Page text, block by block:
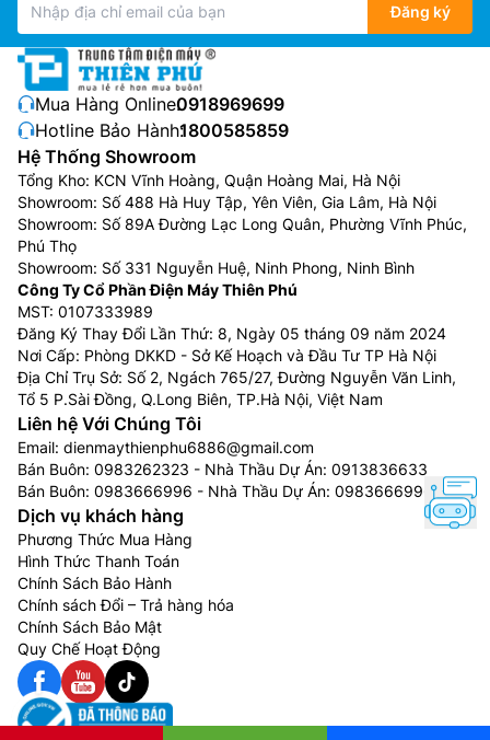
Đăng ký
Mua Hàng Online:0918969699
Hotline Bảo Hành:1800585859
Hệ Thống Showroom
Tổng Kho: KCN Vĩnh Hoàng, Quận Hoàng Mai, Hà Nội
Showroom: Số 488 Hà Huy Tập, Yên Viên, Gia Lâm, Hà Nội
Showroom: Số 89A Đường Lạc Long Quân, Phường Vĩnh Phúc,
Phú Thọ
Showroom: Số 331 Nguyễn Huệ, Ninh Phong, Ninh Bình
Công Ty Cổ Phần Điện Máy Thiên Phú
MST: 0107333989
Đăng Ký Thay Đổi Lần Thứ: 8, Ngày 05 tháng 09 năm 2024
Nơi Cấp: Phòng DKKD - Sở Kế Hoạch và Đầu Tư TP Hà Nội
Địa Chỉ Trụ Sở: Số 2, Ngách 765/27, Đường Nguyễn Văn Linh,
Tổ 5 P.Sài Đồng, Q.Long Biên, TP.Hà Nội, Việt Nam
Liên hệ Với Chúng Tôi
Email: dienmaythienphu6886@gmail.com
Bán Buôn: 0983262323 - Nhà Thầu Dự Án: 0913836633
Bán Buôn: 0983666996 - Nhà Thầu Dự Án: 0983666996
Dịch vụ khách hàng
Phương Thức Mua Hàng
Hình Thức Thanh Toán
Chính Sách Bảo Hành
Chính sách Đổi – Trả hàng hóa
Chính Sách Bảo Mật
Quy Chế Hoạt Động